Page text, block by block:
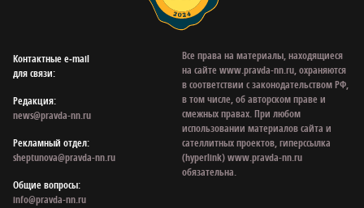
Контактные e‑mail
для связи:
Редакция:
news@pravda-nn.ru
Рекламный отдел:
sheptunova@pravda-nn.ru
Общие вопросы:
info@pravda-nn.ru
Все права на материалы, находящиеся
на сайте www.pravda-nn.ru, охраняются
в соответствии с законодательством РФ,
в том числе, об авторском праве и
смежных правах. При любом
использовании материалов сайта и
сателлитных проектов, гиперссылка
(hyperlink) www.pravda-nn.ru
обязательна.